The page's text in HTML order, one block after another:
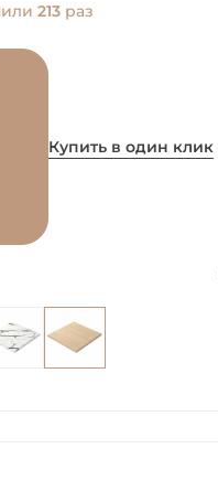
213 раз
Купить в один клик